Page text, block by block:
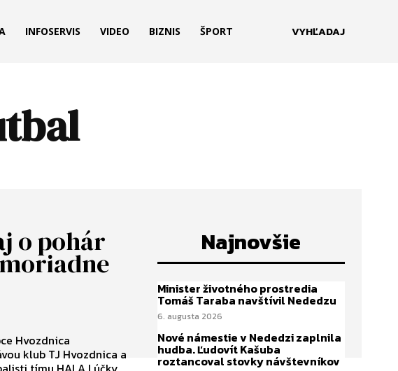
INFOSERVIS VIDEO BIZNIS ŠPORT VYHĽADAJ
o pohár
Hvozdnica
klub TJ Hvozdnica a
Najnovšie
Minister životného prostredia
Tomáš Taraba navštívil Nededzu
6. augusta 2026
Nové námestie v Nededzi zaplnila
hudba. Ľudovít Kašuba
roztancoval stovky návštevníkov